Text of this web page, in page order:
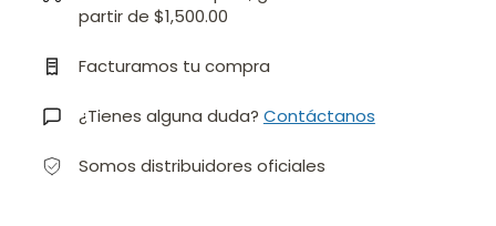
partir de $1,500.00
Facturamos tu compra
¿Tienes alguna duda? Contáctanos
Somos distribuidores oficiales